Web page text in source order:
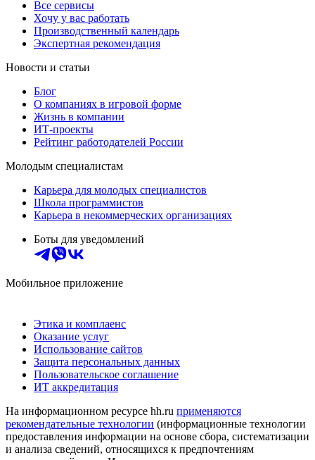
Все сервисы
Хочу у вас работать
Производственный календарь
Экспертная рекомендация
Новости и статьи
Блог
О компаниях в игровой форме
Жизнь в компании
ИТ-проекты
Рейтинг работодателей России
Молодым специалистам
Карьера для молодых специалистов
Школа программистов
Карьера в некоммерческих организациях
Боты для уведомлений
Мобильное приложение
Этика и комплаенс
Оказание услуг
Использование сайтов
Защита персональных данных
Пользовательское соглашение
ИТ аккредитация
На информационном ресурсе hh.ru применяются
рекомендательные технологии (информационные технологии
предоставления информации на основе сбора, систематизации
и анализа сведений, относящихся к предпочтениям